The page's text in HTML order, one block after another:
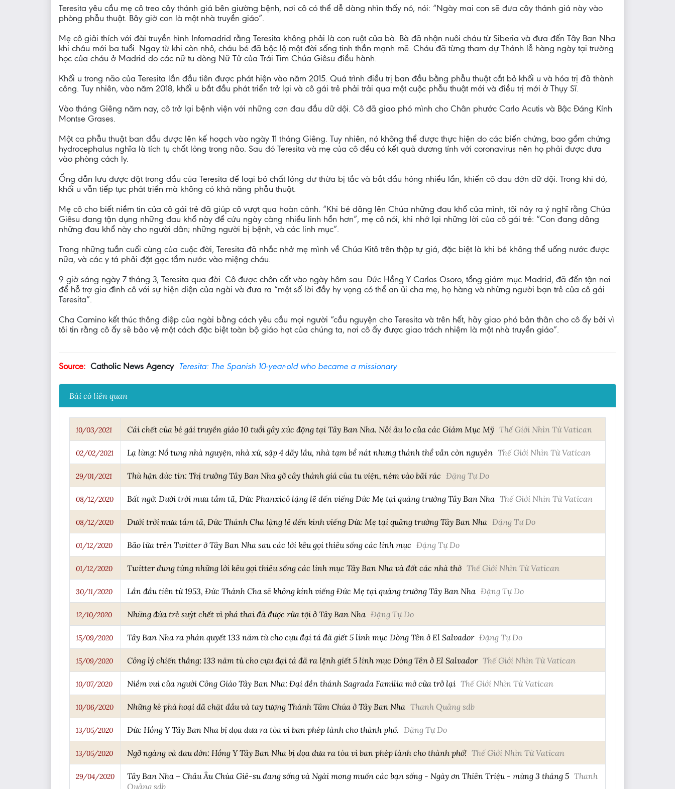
Teresita yêu cầu mẹ cô treo cây thánh giá bên giường bệnh, nơi cô có thể dễ dàng nhìn thấy nó, nói: “Ngày mai con sẽ đưa cây thánh giá này vào
phòng phẫu thuật. Bây giờ con là một nhà truyền giáo”.
Mẹ cô giải thích với đài truyền hình Infomadrid rằng Teresita không phải là con ruột của bà. Bà đã nhận nuôi cháu từ Siberia và đưa đến Tây Ban Nha
khi cháu mới ba tuổi. Ngay từ khi còn nhỏ, cháu bé đã bộc lộ một đời sống tinh thần mạnh mẽ. Cháu đã từng tham dự Thánh lễ hàng ngày tại trường
học của cháu ở Madrid do các nữ tu dòng Nữ Tử của Trái Tim Chúa Giêsu điều hành.
Khối u trong não của Teresita lần đầu tiên được phát hiện vào năm 2015. Quá trình điều trị ban đầu bằng phẫu thuật cắt bỏ khối u và hóa trị đã thành
công. Tuy nhiên, vào năm 2018, khối u bắt đầu phát triển trở lại và cô gái trẻ phải trải qua một cuộc phẫu thuật mới và điều trị mới ở Thụy Sĩ.
Vào tháng Giêng năm nay, cô trở lại bệnh viện với những cơn đau đầu dữ dội. Cô đã giao phó mình cho Chân phước Carlo Acutis và Bậc Đáng Kính
Montse Grases.
Một ca phẫu thuật ban đầu được lên kế hoạch vào ngày 11 tháng Giêng. Tuy nhiên, nó không thể được thực hiện do các biến chứng, bao gồm chứng
hydrocephalus nghĩa là tích tụ chất lỏng trong não. Sau đó Teresita và mẹ của cô đều có kết quả dương tính với coronavirus nên họ phải được đưa
vào phòng cách ly.
Ống dẫn lưu được đặt trong đầu của Teresita để loại bỏ chất lỏng dư thừa bị tắc và bắt đầu hỏng nhiều lần, khiến cô đau đớn dữ dội. Trong khi đó,
khối u vẫn tiếp tục phát triển mà không có khả năng phẫu thuật.
Mẹ cô cho biết niềm tin của cô gái trẻ đã giúp cô vượt qua hoàn cảnh. “Khi bé dâng lên Chúa những đau khổ của mình, tôi nảy ra ý nghĩ rằng Chúa
Giêsu đang tận dụng những đau khổ này để cứu ngày càng nhiều linh hồn hơn”, mẹ cô nói, khi nhớ lại những lời của cô gái trẻ: “Con đang dâng
những đau khổ này cho người dân; những người bị bệnh, và các linh mục”.
Trong những tuần cuối cùng của cuộc đời, Teresita đã nhắc nhở mẹ mình về Chúa Kitô trên thập tự giá, đặc biệt là khi bé không thể uống nước được
nữa, và các y tá phải đặt gạc tẩm nước vào miệng cháu.
9 giờ sáng ngày 7 tháng 3, Teresita qua đời. Cô được chôn cất vào ngày hôm sau. Đức Hồng Y Carlos Osoro, tổng giám mục Madrid, đã đến tận nơi
để hỗ trợ gia đình cô với sự hiện diện của ngài và đưa ra “một số lời đầy hy vọng có thể an ủi cha mẹ, họ hàng và những người bạn trẻ của cô gái
Teresita”.
Cha Camino kết thúc thông điệp của ngài bằng cách yêu cầu mọi người “cầu nguyện cho Teresita và trên hết, hãy giao phó bản thân cho cô ấy bởi vì
tôi tin rằng cô ấy sẽ bảo vệ một cách đặc biệt toàn bộ giáo hạt của chúng ta, nơi cô ấy được giao trách nhiệm là một nhà truyền giáo”.
Source: Catholic News Agency Teresita: The Spanish 10-year-old who became a missionary
Bài có liên quan
10/03/2021 Cái chết của bé gái truyền giáo 10 tuổi gây xúc động tại Tây Ban Nha. Nỗi âu lo của các Giám Mục Mỹ Thế Giới Nhìn Từ Vatican
02/02/2021 Lạ lùng: Nổ tung nhà nguyện, nhà xứ, sập 4 dãy lầu, nhà tạm bể nát nhưng thánh thể vẫn còn nguyên Thế Giới Nhìn Từ Vatican
29/01/2021 Thù hận đức tin: Thị trưởng Tây Ban Nha gỡ cây thánh giá của tu viện, ném vào bãi rác Đặng Tự Do
08/12/2020 Bất ngờ: Dưới trời mưa tầm tã, Đức Phanxicô lặng lẽ đến viếng Đức Mẹ tại quảng trường Tây Ban Nha Thế Giới Nhìn Từ Vatican
08/12/2020 Dưới trời mưa tầm tã, Đức Thánh Cha lặng lẽ đến kính viếng Đức Mẹ tại quảng trường Tây Ban Nha Đặng Tự Do
01/12/2020 Bão lửa trên Twitter ở Tây Ban Nha sau các lời kêu gọi thiêu sống các linh mục Đặng Tự Do
01/12/2020 Twitter dung túng những lời kêu gọi thiêu sống các linh mục Tây Ban Nha và đốt các nhà thờ Thế Giới Nhìn Từ Vatican
30/11/2020 Lần đầu tiên từ 1953, Đức Thánh Cha sẽ không kính viếng Đức Mẹ tại quảng trường Tây Ban Nha Đặng Tự Do
12/10/2020 Những đứa trẻ suýt chết vì phá thai đã được rửa tội ở Tây Ban Nha Đặng Tự Do
15/09/2020 Tây Ban Nha ra phán quyết 133 năm tù cho cựu đại tá đã giết 5 linh mục Dòng Tên ở El Salvador Đặng Tự Do
15/09/2020 Công lý chiến thắng: 133 năm tù cho cựu đại tá đã ra lệnh giết 5 linh mục Dòng Tên ở El Salvador Thế Giới Nhìn Từ Vatican
10/07/2020 Niềm vui của người Công Giáo Tây Ban Nha: Đại đền thánh Sagrada Familia mở cửa trở lại Thế Giới Nhìn Từ Vatican
10/06/2020 Những kẻ phá hoại đã chặt đầu và tay tượng Thánh Tâm Chúa ở Tây Ban Nha Thanh Quảng sdb
13/05/2020 Đức Hồng Y Tây Ban Nha bị dọa đưa ra tòa vì ban phép lành cho thành phố. Đặng Tự Do
13/05/2020 Ngỡ ngàng và đau đớn: Hồng Y Tây Ban Nha bị dọa đưa ra tòa vì ban phép lành cho thành phố! Thế Giới Nhìn Từ Vatican
29/04/2020 Tây Ban Nha – Châu Âu Chúa Giê-su đang sống và Ngài mong muốn các bạn sống - Ngày ơn Thiên Triệu - mùng 3 tháng 5 Thanh
Quảng sdb